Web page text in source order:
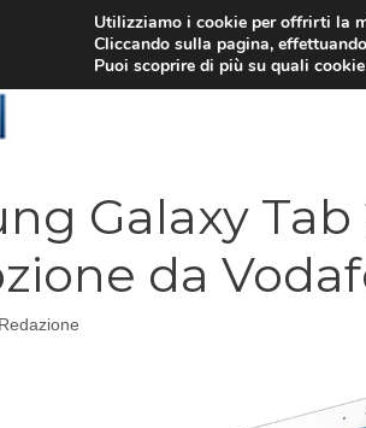
Galaxy Tab
da
Redazione
Utilizziamo i cookie per offrirti la
Cliccando sulla pagina,
Puoi scoprire di più su quali